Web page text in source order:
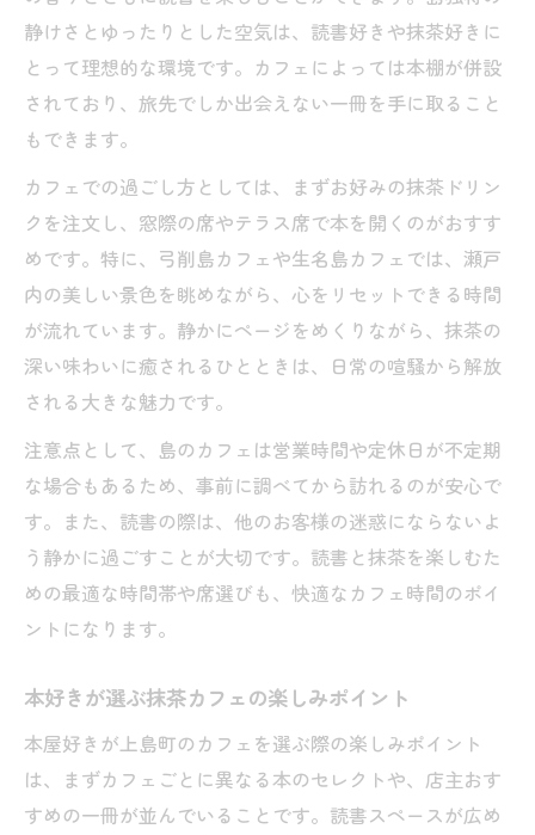
静けさとゆったりとした空気は、読書好きや抹茶好きに
とって理想的な環境です。カフェによっては本棚が併設
されており、旅先でしか出会えない一冊を手に取ること
もできます。
カフェでの過ごし方としては、まずお好みの抹茶ドリン
クを注文し、窓際の席やテラス席で本を開くのがおすす
めです。特に、弓削島カフェや生名島カフェでは、瀬戸
内の美しい景色を眺めながら、心をリセットできる時間
が流れています。静かにページをめくりながら、抹茶の
深い味わいに癒されるひとときは、日常の喧騒から解放
される大きな魅力です。
注意点として、島のカフェは営業時間や定休日が不定期
な場合もあるため、事前に調べてから訪れるのが安心で
す。また、読書の際は、他のお客様の迷惑にならないよ
う静かに過ごすことが大切です。読書と抹茶を楽しむた
めの最適な時間帯や席選びも、快適なカフェ時間のポイ
ントになります。
本好きが選ぶ抹茶カフェの楽しみポイント
本屋好きが上島町のカフェを選ぶ際の楽しみポイント
は、まずカフェごとに異なる本のセレクトや、店主おす
すめの一冊が並んでいることです。読書スペースが広め